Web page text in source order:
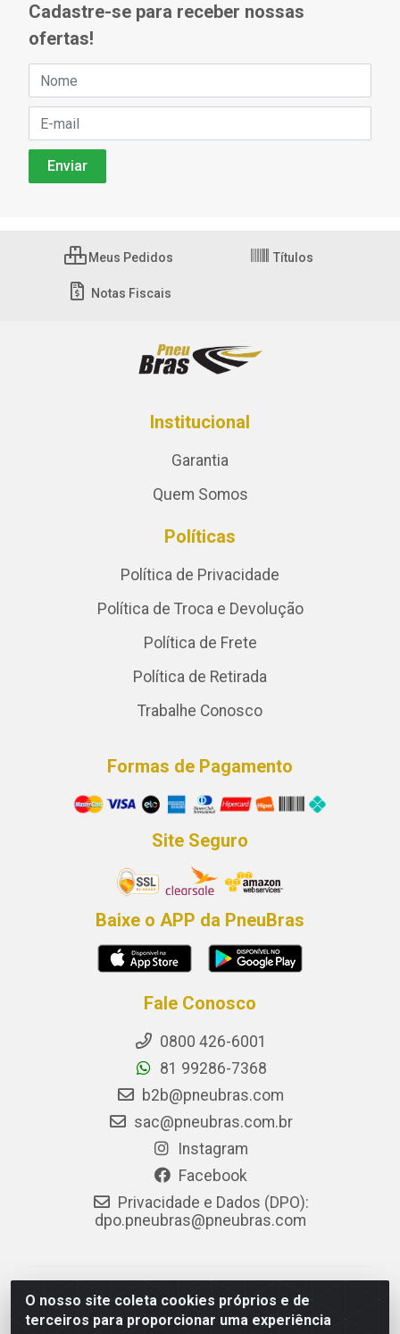
O nosso site coleta cookies próprios e de
terceiros para proporcionar uma experiência
Cadastre-se para receber nossas
ofertas!
Meus Pedidos Títulos
Notas Fiscais
Institucional
Garantia
Quem Somos
Políticas
Política de Privacidade
Política de Troca e Devolução
Política de Frete
Política de Retirada
Trabalhe Conosco
Formas de Pagamento
Site Seguro
Baixe o APP da PneuBras
Fale Conosco
0800 426-6001
81 99286-7368
b2b@pneubras.com
sac@pneubras.com.br
Instagram
Facebook
Privacidade e Dados (DPO):
dpo.pneubras@pneubras.com
PneuBras - Rodovia BR-101, KM 82 - Prazeres,
Jaboatão dos Guararapes/PE - CEP 54.335-000 - CNPJ